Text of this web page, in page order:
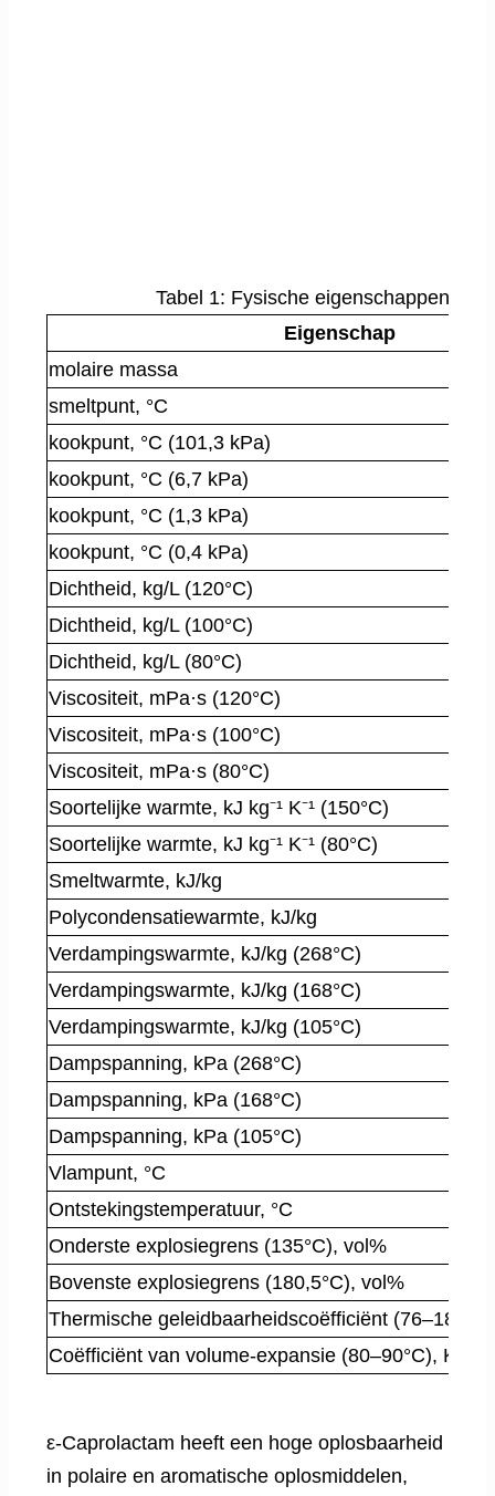
Tabel 1: Fysische eigenschappen van
Eigenschap
molaire massa
smeltpunt, °C
kookpunt, °C (101,3 kPa)
kookpunt, °C (6,7 kPa)
kookpunt, °C (1,3 kPa)
kookpunt, °C (0,4 kPa)
Dichtheid, kg/L (120°C)
Dichtheid, kg/L (100°C)
Dichtheid, kg/L (80°C)
Viscositeit, mPa·s (120°C)
Viscositeit, mPa·s (100°C)
Viscositeit, mPa·s (80°C)
Soortelijke warmte, kJ kg⁻¹ K⁻¹ (150°C)
Soortelijke warmte, kJ kg⁻¹ K⁻¹ (80°C)
Smeltwarmte, kJ/kg
Polycondensatiewarmte, kJ/kg
Verdampingswarmte, kJ/kg (268°C)
Verdampingswarmte, kJ/kg (168°C)
Verdampingswarmte, kJ/kg (105°C)
Dampspanning, kPa (268°C)
Dampspanning, kPa (168°C)
Dampspanning, kPa (105°C)
Vlampunt, °C
Ontstekingstemperatuur, °C
Onderste explosiegrens (135°C), vol%
Bovenste explosiegrens (180,5°C), vol%
Thermische geleidbaarheidscoëfficiënt (76–183°C),
Coëfficiënt van volume-expansie (80–90°C), K⁻¹
ε-Caprolactam heeft een hoge oplosbaarheid
in polaire en aromatische oplosmiddelen,